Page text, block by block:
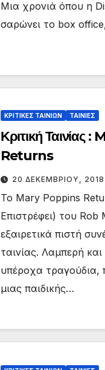
Μια χρονιά όπου η
σαρώνει το box
ΚΡΙΤΙΚΕΣ ΤΑΙΝΙΩΝ ΤΑΙΝΙΕΣ
Κριτική Ταινίας
Returns
20 ΔΕΚΕΜΒΡΊΟΥ, 2018
Το Mary Poppins
Επιστρέφει) του Rob
εξαιρετικά πιστή
ταινίας. Λαμπερή
υπέροχα τραγούδια,
μιας παιδικής…